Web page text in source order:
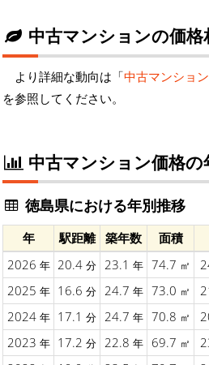
中古マンションの価格
より詳細な動向は「中古マンショ
を参照してください。
中古マンション価格の
徳島県における年別推移
年 駅距離 築年数 面積
2026 年 20.4 分 23.1 年 74.7 ㎡
2025 年 16.6 分 24.7 年 73.0 ㎡
2024 年 17.1 分 24.7 年 70.8 ㎡
2023 年 17.2 分 22.8 年 69.7 ㎡